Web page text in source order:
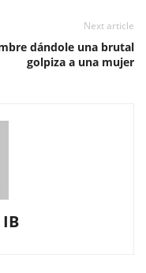
Next article
dándole una brutal
golpiza a una mujer